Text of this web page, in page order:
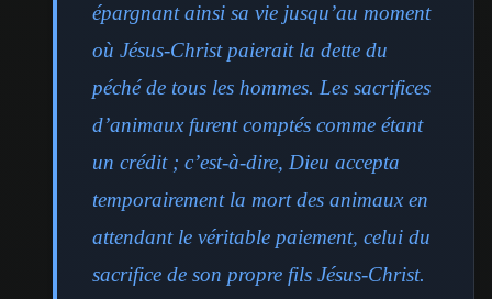
épargnant ainsi sa vie jusqu’au moment
où Jésus-Christ paierait la dette du
péché de tous les hommes. Les sacrifices
d’animaux furent comptés comme étant
un crédit ; c’est-à-dire, Dieu accepta
temporairement la mort des animaux en
attendant le véritable paiement, celui du
sacrifice de son propre fils Jésus-Christ.